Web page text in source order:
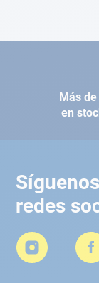
Más
en
redes